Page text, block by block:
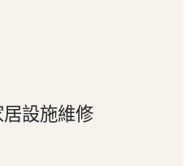
設施維修